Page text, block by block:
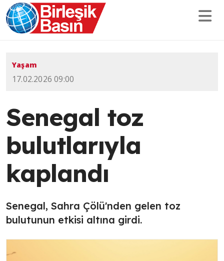
Yaşam
17.02.2026 09:00
Senegal toz
bulutlarıyla
kaplandı
Senegal, Sahra Çölü'nden gelen toz
bulutunun etkisi altına girdi.